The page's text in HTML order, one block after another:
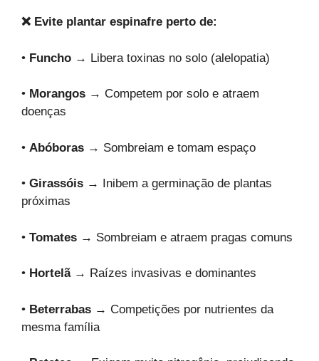
❌ Evite plantar espinafre perto de:
• Funcho → Libera toxinas no solo (alelopatia)
• Morangos → Competem por solo e atraem
doenças
• Abóboras → Sombreiam e tomam espaço
• Girassóis → Inibem a germinação de plantas
próximas
• Tomates → Sombreiam e atraem pragas comuns
• Hortelã→ Raízes invasivas e dominantes
• Beterrabas → Competições por nutrientes da
mesma família